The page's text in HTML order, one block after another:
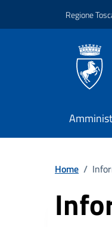
Regione
Home /